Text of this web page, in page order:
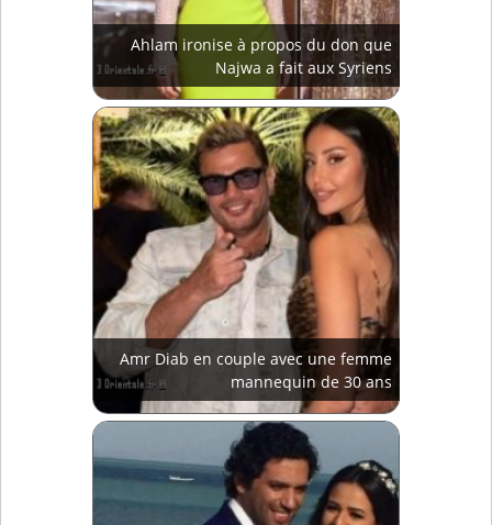
Ahlam ironise à propos du don que
Najwa a fait aux Syriens
Amr Diab en couple avec une femme
mannequin de 30 ans